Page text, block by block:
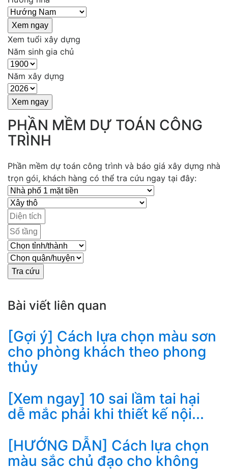
Xem tuổi xây dựng
Năm sinh gia chủ
Năm xây dựng
PHẦN MỀM DỰ TOÁN CÔNG
TRÌNH
Phần mềm dự toán công trình và báo giá xây dựng nhà
trọn gói, khách hàng có thể tra cứu ngay tại đây:
Bài viết liên quan
[Gợi ý] Cách lựa chọn màu sơn
cho phòng khách theo phong
thủy
[Xem ngay] 10 sai lầm tai hại
dễ mắc phải khi thiết kế nội...
[HƯỚNG DẪN] Cách lựa chọn
màu sắc chủ đạo cho không